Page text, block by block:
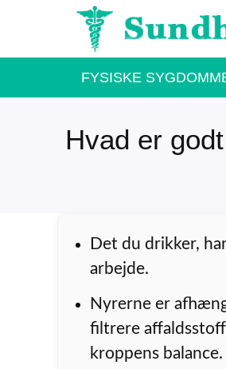
indhold
FYSISKE
Hvad er
Det du drikker,
arbejde.
Nyrerne er
filtrere
kroppens balance.